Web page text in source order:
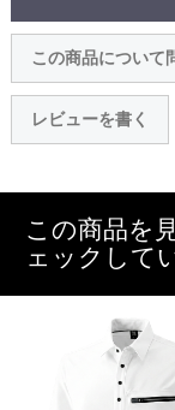
この商品について
レビューを書く
この商品を
ェックして